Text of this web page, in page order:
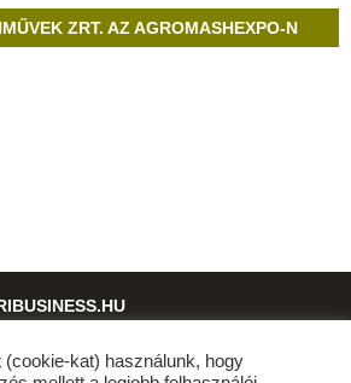
ZRT. AZ AGROMASHEXPO-N
© 2026agribusiness.hu
(cookie-kat) használunk, hogy